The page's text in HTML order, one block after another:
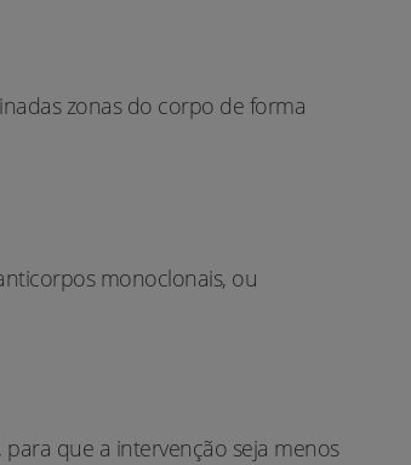
zonas do corpo de forma
monoclonais, ou
que a intervenção seja menos